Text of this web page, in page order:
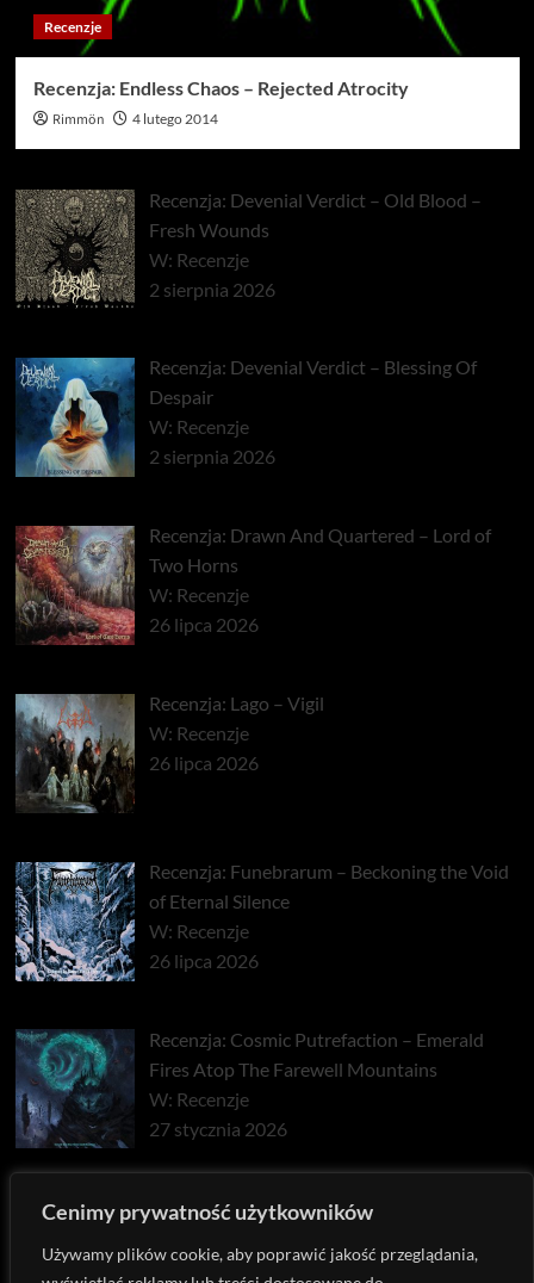
Cenimy prywatność użytkowników
Używamy plików cookie, aby poprawić jakość przeglądania,
Recenzje
Recenzja: Endless Chaos – Rejected Atrocity
Rimmön 4 lutego 2014
Recenzja: Devenial Verdict – Old Blood –
Fresh Wounds
W: Recenzje
2 sierpnia 2026
Recenzja: Devenial Verdict – Blessing Of
Despair
W: Recenzje
2 sierpnia 2026
Recenzja: Drawn And Quartered – Lord of
Two Horns
W: Recenzje
26 lipca 2026
Recenzja: Lago – Vigil
W: Recenzje
26 lipca 2026
Recenzja: Funebrarum – Beckoning the Void
of Eternal Silence
W: Recenzje
26 lipca 2026
Recenzja: Cosmic Putrefaction – Emerald
Fires Atop The Farewell Mountains
W: Recenzje
27 stycznia 2026
Recenzja: Pyrrhon – Exhaust
22 stycznia 2026